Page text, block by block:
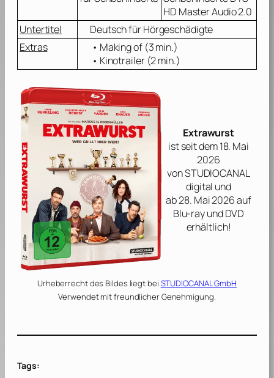
HD Master Audio 2.0
Untertitel
Deutsch für Hörgeschädigte
Extras
• Making of (3 min.)
• Kinotrailer (2 min.)
Extrawurst
ist seit dem 18. Mai
2026
vonSTUDIOCANAL
digital und
ab 28. Mai 2026 auf
Blu-ray und DVD
erhältlich!
Urheberrecht des Bildes liegt bei STUDIOCANAL GmbH
Verwendet mit freundlicher Genehmigung.
Tags: